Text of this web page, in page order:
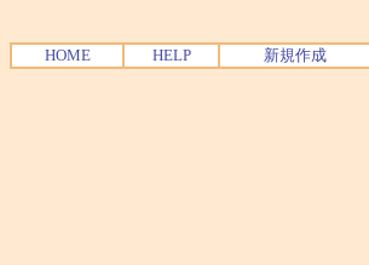
HOME HELP 新規作成